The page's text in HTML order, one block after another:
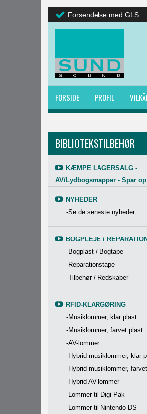
Forsendelse med GLS
FORSIDE PROFIL
BIBLIOTEKSTILBEHØR
KÆMPE LAGERSALG -
AV/Lydbogsmapper - Spar
NYHEDER
-Se de seneste nyheder
BOGPLEJE / REPARATION
-Bogplast / Bogtape
-Reparationstape
-Tilbehør / Redskaber
RFID-KLARGØRING
-Musiklommer, klar plast
-Musiklommer, farvet plast
-AV-lommer
-Hybrid musiklommer, klar
-Hybrid musiklommer,
-Hybrid AV-lommer
-Lommer til Digi-Pak
-Lommer til Nintendo DS